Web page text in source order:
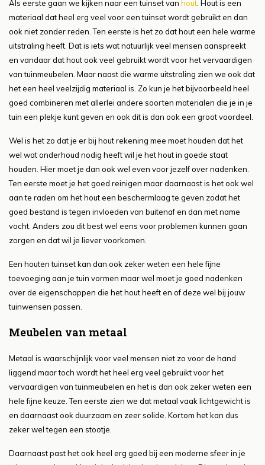
Als eerste gaan we kijken naar een tuinset van hout . Hout is een
materiaal dat heel erg veel voor een tuinset wordt gebruikt en dan
ook niet zonder reden. Ten eerste is het zo dat hout een hele warme
uitstraling heeft. Dat is iets wat natuurlijk veel mensen aanspreekt
en vandaar dat hout ook veel gebruikt wordt voor het vervaardigen
van tuinmeubelen. Maar naast die warme uitstraling zien we ook dat
het een heel veelzijdig materiaal is. Zo kun je het bijvoorbeeld heel
goed combineren met allerlei andere soorten materialen die je in je
tuin een plekje kunt geven en ook dit is dan ook een groot voordeel.
Wel is het zo dat je er bij hout rekening mee moet houden dat het
wel wat onderhoud nodig heeft wil je het hout in goede staat
houden. Hier moet je dan ook wel even voor jezelf over nadenken.
Ten eerste moet je het goed reinigen maar daarnaast is het ook wel
aan te raden om het hout een beschermlaag te geven zodat het
goed bestand is tegen invloeden van buitenaf en dan met name
vocht. Anders zou dit best wel eens voor problemen kunnen gaan
zorgen en dat wil je liever voorkomen.
Een houten tuinset kan dan ook zeker weten een hele fijne
toevoeging aan je tuin vormen maar wel moet je goed nadenken
over de eigenschappen die het hout heeft en of deze wel bij jouw
tuinwensen passen.
Meubelen van metaal
Metaal is waarschijnlijk voor veel mensen niet zo voor de hand
liggend maar toch wordt het heel erg veel gebruikt voor het
vervaardigen van tuinmeubelen en het is dan ook zeker weten een
hele fijne keuze. Ten eerste zien we dat metaal vaak lichtgewicht is
en daarnaast ook duurzaam en zeer solide. Kortom het kan dus
zeker wel tegen een stootje.
Daarnaast past het ook heel erg goed bij een moderne sfeer in je